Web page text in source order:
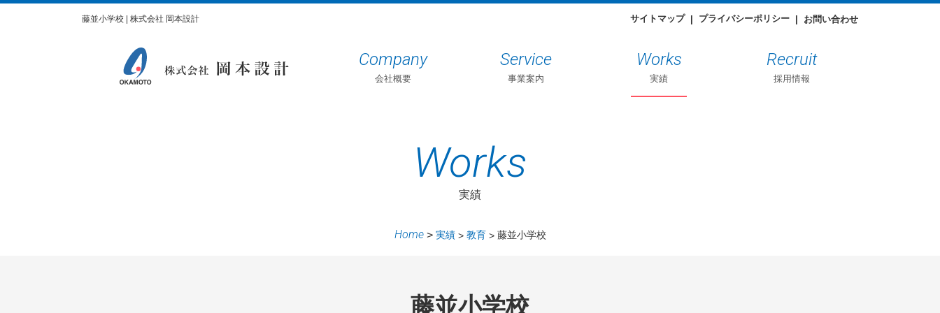
藤並小学校 | 株式会社 岡本設計 サイトマップ プライバシーポリシー お問い合わせ
Company
会社概要
Service
事業案内
Works
実績
Recruit
採用情報
Works
実績
Home 実績 教育 藤並小学校
藤並小学校